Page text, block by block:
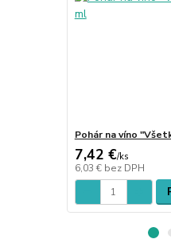
Pohár na víno
7,42 €/ks
6,03 € bez DPH